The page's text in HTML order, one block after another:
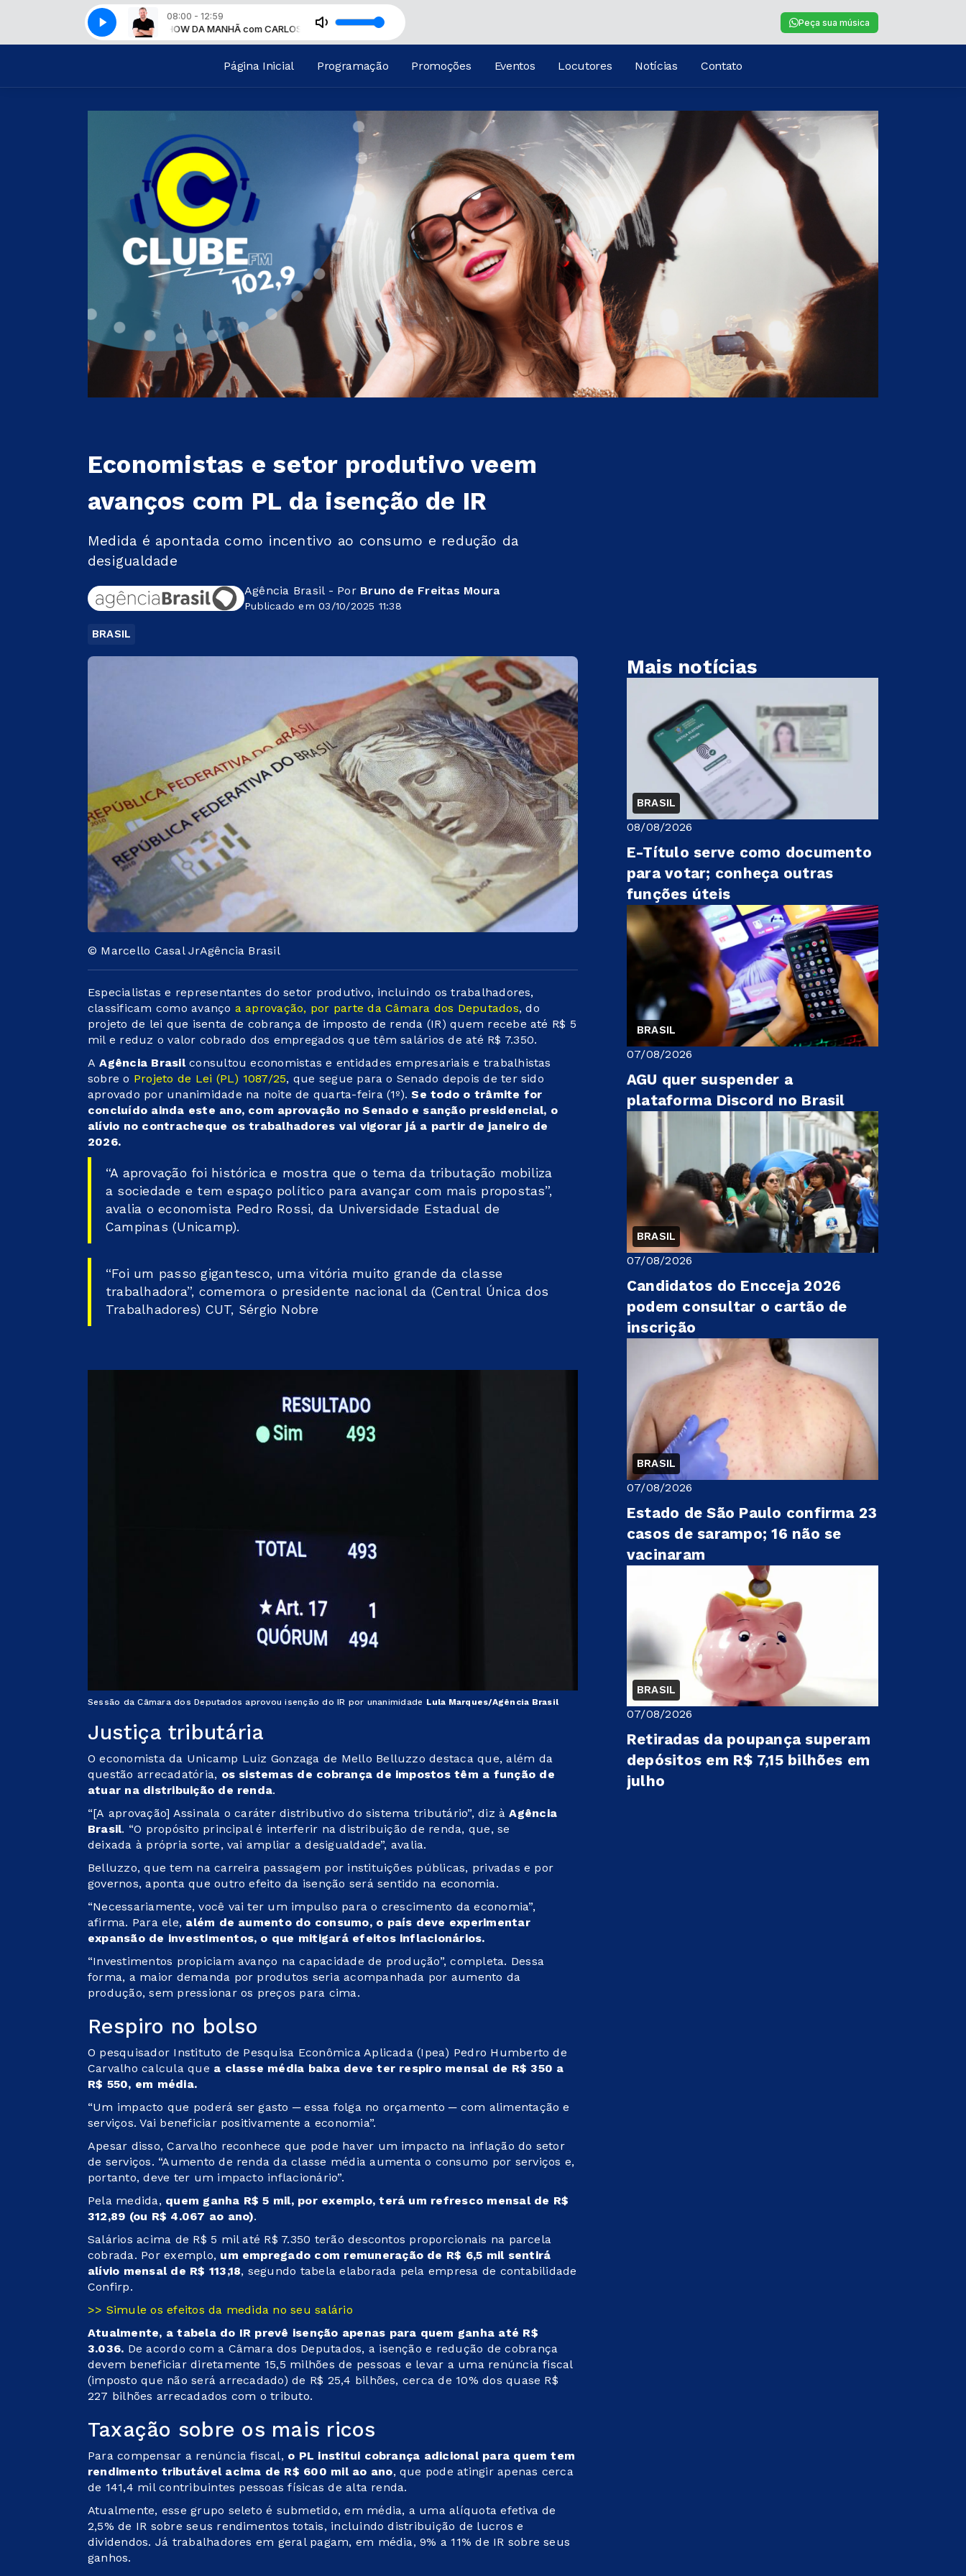
08:00 - 12:59
SHOW DA MANHÃ com CARLOS ALBERTOSHOW DA MANHÃ com CARLOS ALBERTO
Peça sua música
Página Inicial Programação Promoções Eventos Locutores Notícias Contato
Economistas e setor produtivo veem
avanços com PL da isenção de IR
Medida é apontada como incentivo ao consumo e redução da
desigualdade
Agência Brasil - Por Bruno de Freitas Moura
Publicado em 03/10/2025 11:38
BRASIL
© Marcello Casal JrAgência Brasil
Especialistas e representantes do setor produtivo, incluindo os trabalhadores,
classificam como avanço a aprovação, por parte da Câmara dos Deputados, do
projeto de lei que isenta de cobrança de imposto de renda (IR) quem recebe até R$ 5
mil e reduz o valor cobrado dos empregados que têm salários de até R$ 7.350.
AAgência Brasilconsultou economistas e entidades empresariais e trabalhistas
sobre o Projeto de Lei (PL) 1087/25, que segue para o Senado depois de ter sido
aprovado por unanimidade na noite de quarta-feira (1º).Se todo o trâmite for
concluído ainda este ano, com aprovação no Senado e sanção presidencial, o
alívio no contracheque os trabalhadores vai vigorar já a partir de janeiro de
2026.
“A aprovação foi histórica e mostra que o tema da tributação mobiliza
a sociedade e tem espaço político para avançar com mais propostas”,
avalia o economista Pedro Rossi, da Universidade Estadual de
Campinas (Unicamp).
“Foi um passo gigantesco, uma vitória muito grande da classe
trabalhadora”, comemora o presidente nacional da (Central Única dos
Trabalhadores) CUT, Sérgio Nobre
Sessão da Câmara dos Deputados aprovou isenção do IR por unanimidade Lula Marques/Agência Brasil
Justiça tributária
O economista da Unicamp Luiz Gonzaga de Mello Belluzzo destaca que, além da
questão arrecadatória, os sistemas de cobrança de impostos têm a função de
atuar na distribuição de renda.
“[A aprovação] Assinala o caráter distributivo do sistema tributário”, diz àAgência
Brasil. “O propósito principal é interferir na distribuição de renda, que, se
deixada à própria sorte, vai ampliar a desigualdade”, avalia.
Belluzzo, que tem na carreira passagem por instituições públicas, privadas e por
governos, aponta que outro efeito da isenção será sentido na economia.
“Necessariamente, você vai ter um impulso para o crescimento da economia”,
afirma. Para ele, além de aumento do consumo, o país deve experimentar
expansão de investimentos, o que mitigará efeitos inflacionários.
“Investimentos propiciam avanço na capacidade de produção”, completa. Dessa
forma, a maior demanda por produtos seria acompanhada por aumento da
produção, sem pressionar os preços para cima.
Respiro no bolso
O pesquisador Instituto de Pesquisa Econômica Aplicada (Ipea) Pedro Humberto de
Carvalho calcula que a classe média baixa deve ter respiro mensal de R$ 350 a
R$ 550, em média.
“Um impacto que poderá ser gasto ─ essa folga no orçamento ─ com alimentação e
serviços. Vai beneficiar positivamente a economia”.
Apesar disso, Carvalho reconhece que pode haver um impacto na inflação do setor
de serviços. “Aumento de renda da classe média aumenta o consumo por serviços e,
portanto, deve ter um impacto inflacionário”.
Pela medida, quem ganha R$ 5 mil, por exemplo, terá um refresco mensal de R$
312,89 (ou R$ 4.067 ao ano).
Salários acima de R$ 5 mil até R$ 7.350 terão descontos proporcionais na parcela
cobrada. Por exemplo, um empregado com remuneração de R$ 6,5 mil sentirá
alívio mensal de R$ 113,18, segundo tabela elaborada pela empresa de contabilidade
Confirp.
>> Simule os efeitos da medida no seu salário
Atualmente, a tabela do IR prevê isenção apenas para quem ganha até R$
3.036. De acordo com a Câmara dos Deputados, a isenção e redução de cobrança
devem beneficiar diretamente 15,5 milhões de pessoas e levar a uma renúncia fiscal
(imposto que não será arrecadado) de R$ 25,4 bilhões, cerca de 10% dos quase R$
227 bilhões arrecadados com o tributo.
Taxação sobre os mais ricos
Para compensar a renúncia fiscal, o PL institui cobrança adicional para quem tem
rendimento tributável acima de R$ 600 mil ao ano, que pode atingir apenas cerca
de 141,4 mil contribuintes pessoas físicas de alta renda.
Atualmente, esse grupo seleto é submetido, em média, a uma alíquota efetiva de
2,5% de IR sobre seus rendimentos totais, incluindo distribuição de lucros e
dividendos. Já trabalhadores em geral pagam, em média, 9% a 11% de IR sobre seus
ganhos.
Mais notícias
BRASIL
08/08/2026
E-Título serve como documento
para votar; conheça outras
funções úteis
BRASIL
07/08/2026
AGU quer suspender a
plataforma Discord no Brasil
BRASIL
07/08/2026
Candidatos do Encceja 2026
podem consultar o cartão de
inscrição
BRASIL
07/08/2026
Estado de São Paulo confirma 23
casos de sarampo; 16 não se
vacinaram
BRASIL
07/08/2026
Retiradas da poupança superam
depósitos em R$ 7,15 bilhões em
julho